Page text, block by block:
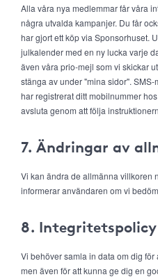
Alla våra nya medlemmar får våra
några utvalda kampanjer. Du får
har gjort ett köp via Sponsorhuset.
julkalender med en ny lucka varje
även våra prio-mejl som vi skickar
stänga av under "mina sidor".
har registrerat ditt mobilnummer
avsluta genom att följa
7. Ändringar av
Vi kan ändra de allmänna villkoren
informerar användaren om vi
8. Integritetspolicy
Vi behöver samla in data om dig
men även för att kunna ge dig en